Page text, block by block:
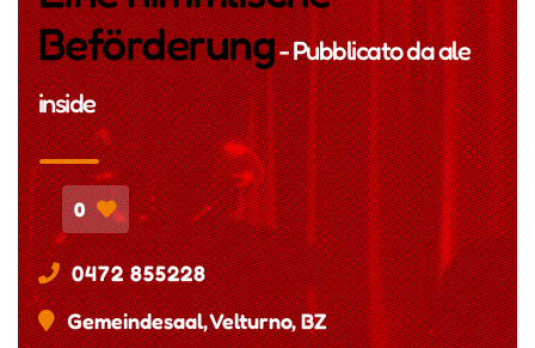
Beförderung- Pubblicato daale
inside
0
0472 855228
Gemeindesaal, Velturno, BZ